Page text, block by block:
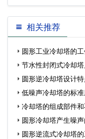
相关推荐
圆形工业冷却塔的
节水性封闭式冷却
点 圆形逆冷却塔设计
低噪声冷却塔的标
冷却塔的组成部件
圆形冷却塔产生噪
圆形逆流式冷却塔